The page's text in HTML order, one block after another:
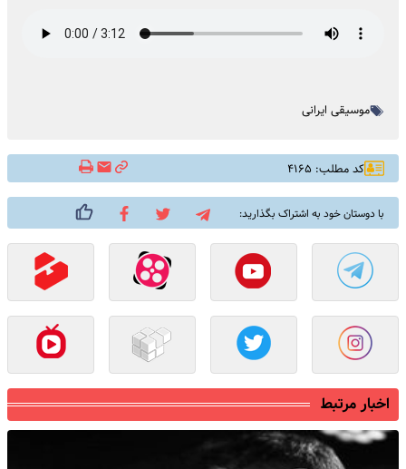
موسیقی ایرانی
کد مطلب: ۴۱۶۵
با دوستان خود به اشتراک بگذارید:
اخبار مرتبط